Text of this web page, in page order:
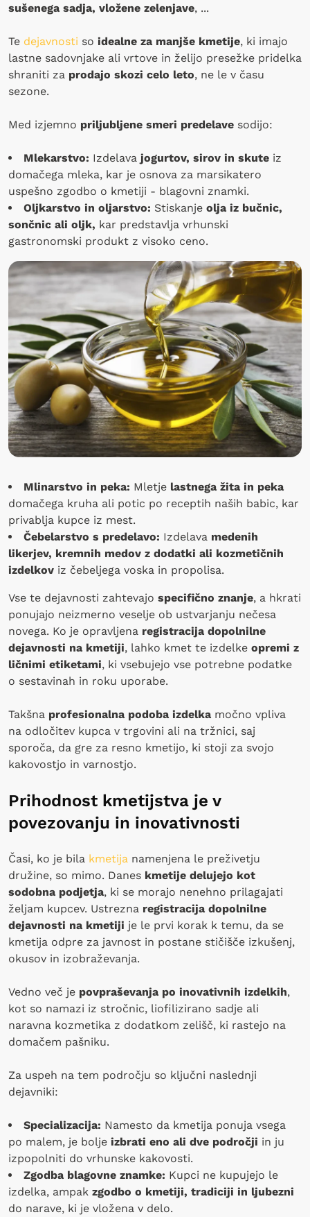
sušenega sadja, vložene zelenjave, ...
Te dejavnosti so idealne za manjše kmetije, ki imajo
lastne sadovnjake ali vrtove in želijo presežke pridelka
shraniti za prodajo skozi celo leto, ne le v času
sezone.
Med izjemno priljubljene smeri predelave sodijo:
Mlekarstvo: Izdelava jogurtov, sirov in skute iz
domačega mleka, kar je osnova za marsikatero
uspešno zgodbo o kmetiji - blagovni znamki.
Oljkarstvo in oljarstvo: Stiskanje olja iz bučnic,
sončnic ali oljk, kar predstavlja vrhunski
gastronomski produkt z visoko ceno.
Mlinarstvo in peka: Mletje lastnega žita in peka
domačega kruha ali potic po receptih naših babic, kar
privablja kupce iz mest.
Čebelarstvo s predelavo: Izdelava medenih
likerjev, kremnih medov z dodatki ali kozmetičnih
izdelkov iz čebeljega voska in propolisa.
Vse te dejavnosti zahtevajo specifično znanje, a hkrati
ponujajo neizmerno veselje ob ustvarjanju nečesa
novega. Ko je opravljena registracija dopolnilne
dejavnosti na kmetiji, lahko kmet te izdelke opremi z
ličnimi etiketami, ki vsebujejo vse potrebne podatke
o sestavinah in roku uporabe.
Takšna profesionalna podoba izdelka močno vpliva
na odločitev kupca v trgovini ali na tržnici, saj
sporoča, da gre za resno kmetijo, ki stoji za svojo
kakovostjo in varnostjo.
Prihodnost kmetijstva je v
povezovanju in inovativnosti
Časi, ko je bila kmetija namenjena le preživetju
družine, so mimo. Danes kmetije delujejo kot
sodobna podjetja, ki se morajo nenehno prilagajati
željam kupcev. Ustrezna registracija dopolnilne
dejavnosti na kmetiji je le prvi korak k temu, da se
kmetija odpre za javnost in postane stičišče izkušenj,
okusov in izobraževanja.
Vedno več je povpraševanja po inovativnih izdelkih,
kot so namazi iz stročnic, liofilizirano sadje ali
naravna kozmetika z dodatkom zelišč, ki rastejo na
domačem pašniku.
Za uspeh na tem področju so ključni naslednji
dejavniki:
Specializacija: Namesto da kmetija ponuja vsega
po malem, je bolje izbrati eno ali dve področji in ju
izpopolniti do vrhunske kakovosti.
Zgodba blagovne znamke: Kupci ne kupujejo le
izdelka, ampak zgodbo o kmetiji, tradiciji in ljubezni
do narave, ki je vložena v delo.